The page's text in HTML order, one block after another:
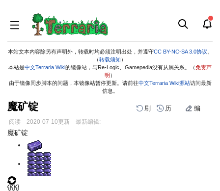
本站文本内容除另有声明外，转载时均必须注明出处，并遵守CC BY-NC-SA 3.0协议
（转载须知 ）
本站是中文Terraria Wiki的镜像站，与Re-Logic、Gamepedia没有从属关系。（免责声
明 ）
由于镜像同步脚本的问题，本镜像站暂停更新。请前往中文Terraria Wiki源站访问最新
信息。
魔矿锭 刷 历 编
阅读 2020-07-10更新 最新编辑:
跳
跳
魔矿锭